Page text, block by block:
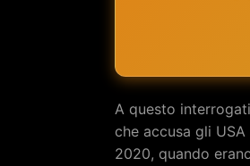
A questo
che accusa gli
2020, quando